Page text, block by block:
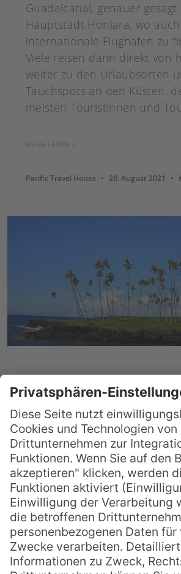
Guadalcanal, genauer
Hauptstadt Honiara, wo
internationale Flughafen zu
Viele reisen dann direkt von
weiter zu den Urlaubsorten
Tauchspots an den Küsten,
meisten Touristinnen und
MEHR LESEN »
Pacific Travel House 20. August 2021
Die Top 5
Samoa
Die Insel Samoa ist ein
Naturparadies mit leeren
natürlichen Pools und viel
Vegetation. Besonders
auch die vielen Wasserfälle
Wer während seines Samoa
kleine Wanderungen
möchte, kommt am Besuch